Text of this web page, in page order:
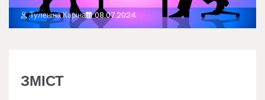
Туленіна Каріна 08.07.2024
ЗМІСТ